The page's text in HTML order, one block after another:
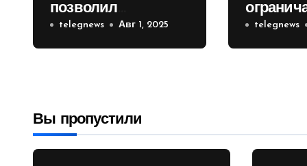
позволил
инвесторам из
враждебных
telegnews Авг 1, 2025 telegnews
Вы пропустили